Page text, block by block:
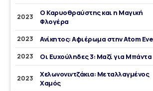
2023
Ο Καρυοθραύστης και η Μαγική
Φλογέρα
2023 Ανίκητος: Αφιέρωμα στην Atom Eve
2023 Οι Ευχούληδες 3: Μαζί για Μπάντα
2023
Χελωνονιντζάκια: Μεταλλαγμένος
Χαμός